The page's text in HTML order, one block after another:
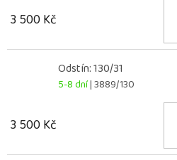
3 500 Kč
Odstín: 130/31
5-8 dní| 3889/130
3 500 Kč